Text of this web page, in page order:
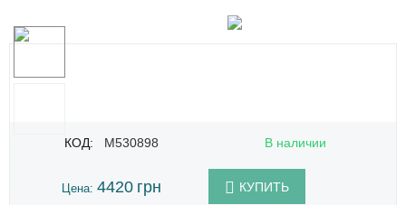
КОД: M530898 В наличии
Цена: 4420 грн КУПИТЬ